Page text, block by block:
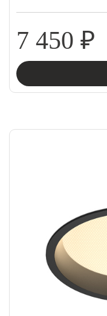
7 450 ₽